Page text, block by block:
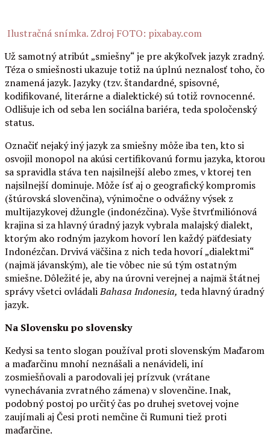
Ilustračná snímka. Zdroj FOTO: pixabay.com
Už samotný atribút „smiešny“ je pre akýkoľvek jazyk zradný.
Téza o smiešnosti ukazuje totiž na úplnú neznalosť toho, čo
znamená jazyk. Jazyky (tzv. štandardné, spisovné,
kodifikované, literárne a dialektické) sú totiž rovnocenné.
Odlišuje ich od seba len sociálna bariéra, teda spoločenský
status.
Označiť nejaký iný jazyk za smiešny môže iba ten, kto si
osvojil monopol na akúsi certifikovanú formu jazyka, ktorou
sa spravidla stáva ten najsilnejší alebo zmes, v ktorej ten
najsilnejší dominuje. Môže ísť aj o geografický kompromis
(štúrovská slovenčina), výnimočne o odvážny výsek z
multijazykovej džungle (indonézčina). Vyše štvrťmiliónová
krajina si za hlavný úradný jazyk vybrala malajský dialekt,
ktorým ako rodným jazykom hovorí len každý päťdesiaty
Indonézčan. Drvivá väčšina z nich teda hovorí „dialektmi“
(najmä jávanským), ale tie vôbec nie sú tým ostatným
smiešne. Dôležité je, aby na úrovni verejnej a najmä štátnej
správy všetci ovládaliBahasa Indonesia, teda hlavný úradný
jazyk.
Na Slovensku po slovensky
Kedysi sa tento slogan používal proti slovenským Maďarom
a maďarčinu mnohí neznášali a nenávideli, iní
zosmiešňovali a parodovali jej prízvuk (vrátane
vynechávania zvratného zámena) v slovenčine. Inak,
podobný postoj po určitý čas po druhej svetovej vojne
zaujímali aj Česi proti nemčine či Rumuni tiež proti
maďarčine.